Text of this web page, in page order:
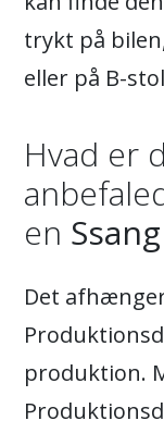
trykt på
eller på B-
Hvad er
en
Det
produktion.